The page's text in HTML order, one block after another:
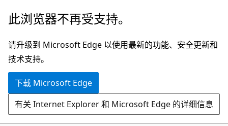
跳
主
要
内
此浏览器不再受支持。
请升级到 Microsoft Edge 以使用最新的功能、安全更新和
技术支持。
下载 Microsoft Edge
有关 Internet Explorer 和 Microsoft Edge 的详细信息